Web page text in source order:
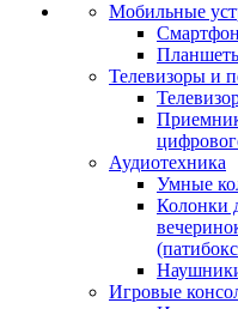
Мобильные
Телевизоры и
Аудиотехника
Умные
Колонки
Игровые